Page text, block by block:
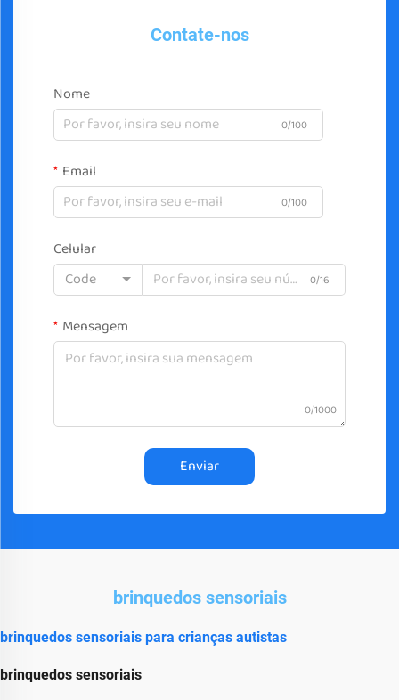
Contate-nos
Nome
0/100
Email
0/100
Celular
Code
0/16
Mensagem
0/1000
Enviar
brinquedos sensoriais
brinquedos sensoriais para crianças autistas
brinquedos sensoriais